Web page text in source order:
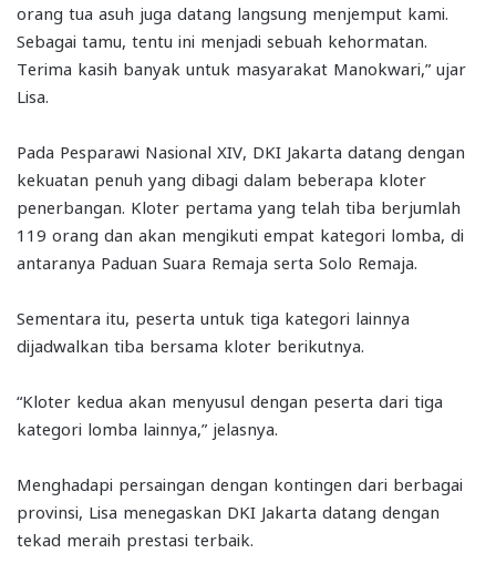
orang tua asuh juga datang langsung menjemput kami.
Sebagai tamu, tentu ini menjadi sebuah kehormatan.
Terima kasih banyak untuk masyarakat Manokwari,” ujar
Lisa.
Pada Pesparawi Nasional XIV, DKI Jakarta datang dengan
kekuatan penuh yang dibagi dalam beberapa kloter
penerbangan. Kloter pertama yang telah tiba berjumlah
119 orang dan akan mengikuti empat kategori lomba, di
antaranya Paduan Suara Remaja serta Solo Remaja.
Sementara itu, peserta untuk tiga kategori lainnya
dijadwalkan tiba bersama kloter berikutnya.
“Kloter kedua akan menyusul dengan peserta dari tiga
kategori lomba lainnya,” jelasnya.
Menghadapi persaingan dengan kontingen dari berbagai
provinsi, Lisa menegaskan DKI Jakarta datang dengan
tekad meraih prestasi terbaik.